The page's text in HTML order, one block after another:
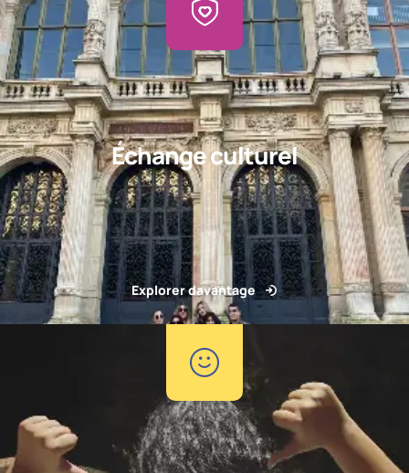
Échange culturel
Explorer davantage